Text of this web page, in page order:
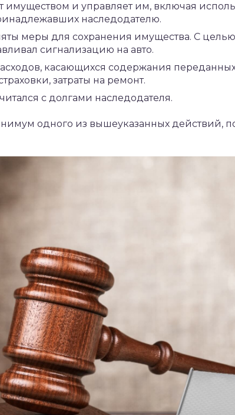
имуществом и управляет им, включая
наследодателю.
меры для сохранения имущества. С
сигнализацию на авто.
касающихся содержания
затраты на ремонт.
с долгами наследодателя.
одного из вышеуказанных действий,